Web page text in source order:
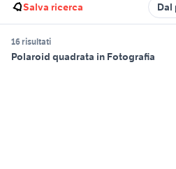
Salva ricerca Dal
16 risultati
Polaroid quadrata in Fotografia